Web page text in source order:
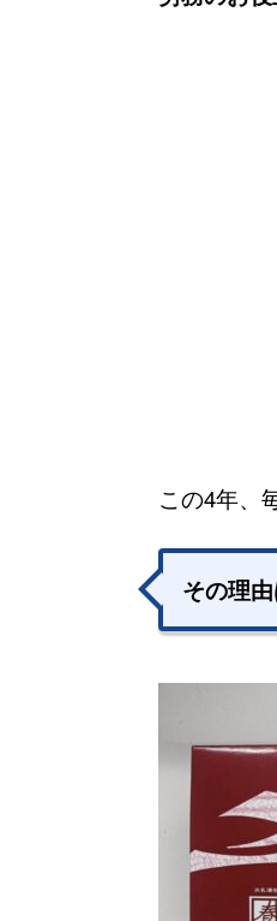
この4年、
その理由